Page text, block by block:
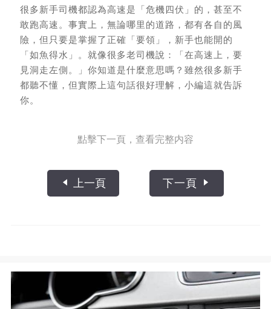
很多新手司機都認為高速是「危機四伏」的，甚至不
敢跑高速。事實上，無論哪里的道路，都有各自的風
險，但只要是掌握了正確「要領」，新手也能開的
「如魚得水」。就像很多老司機說：「在高速上，要
見洞走左側。」你知道是什麼意思嗎？雖然很多新手
都聽不懂，但實際上這句話很好理解，小編這就告訴
你。
點擊下一頁，查看完整内容
上一頁 下一頁